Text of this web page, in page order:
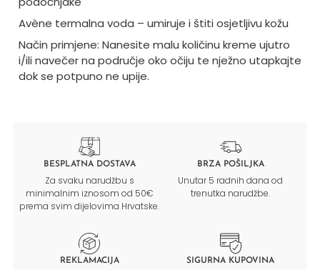
Avène termalna voda – umiruje i štiti osjetljivu kožu
Način primjene: Nanesite malu količinu kreme ujutro
i/ili navečer na područje oko očiju te nježno utapkajte
dok se potpuno ne upije.
BESPLATNA DOSTAVA
Za svaku narudžbu s
minimalnim iznosom od 50€
prema svim dijelovima Hrvatske.
BRZA POŠILJKA
Unutar 5 radnih dana od
trenutka narudžbe.
REKLAMACIJA SIGURNA KUPOVINA